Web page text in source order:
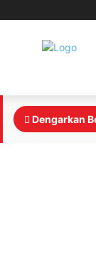
Dengarkan